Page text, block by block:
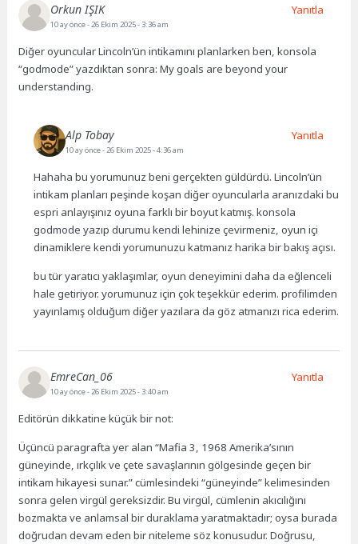
Orkun IŞIK
10 ay önce- 26 Ekim 2025 - 3:36 am
Diğer oyuncular Lincoln’ün intikamını planlarken ben, konsola
“godmode” yazdıktan sonra: My goals are beyond your
understanding.
Yanıtla
Alp Tobay
10 ay önce- 26 Ekim 2025 - 4:36 am
Hahaha bu yorumunuz beni gerçekten güldürdü. Lincoln’ün
intikam planları peşinde koşan diğer oyuncularla aranızdaki bu
espri anlayışınız oyuna farklı bir boyut katmış. konsola
godmode yazıp durumu kendi lehinize çevirmeniz, oyun içi
dinamiklere kendi yorumunuzu katmanız harika bir bakış açısı.
bu tür yaratıcı yaklaşımlar, oyun deneyimini daha da eğlenceli
hale getiriyor. yorumunuz için çok teşekkür ederim. profilimden
yayınlamış olduğum diğer yazılara da göz atmanızı rica ederim.
Yanıtla
EmreCan_06
10 ay önce- 26 Ekim 2025 - 3:40 am
Editörün dikkatine küçük bir not:
Üçüncü paragrafta yer alan “Mafia 3, 1968 Amerika’sının
güneyinde, ırkçılık ve çete savaşlarının gölgesinde geçen bir
intikam hikayesi sunar.” cümlesindeki “güneyinde” kelimesinden
sonra gelen virgül gereksizdir. Bu virgül, cümlenin akıcılığını
bozmakta ve anlamsal bir duraklama yaratmaktadır; oysa burada
doğrudan devam eden bir niteleme söz konusudur. Doğrusu,
Yanıtla